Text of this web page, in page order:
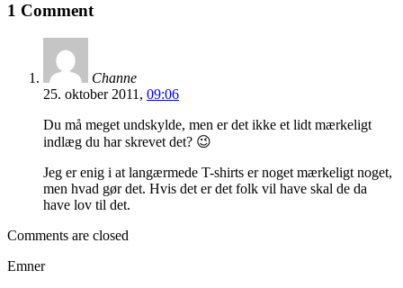
1 Comment
Channe
25. oktober 2011, 09:06
Du må meget undskylde, men er det ikke et lidt mærkeligt
indlæg du har skrevet det? 😉
Jeg er enig i at langærmede T-shirts er noget mærkeligt noget,
men hvad gør det. Hvis det er det folk vil have skal de da
have lov til det.
Comments are closed
Emner